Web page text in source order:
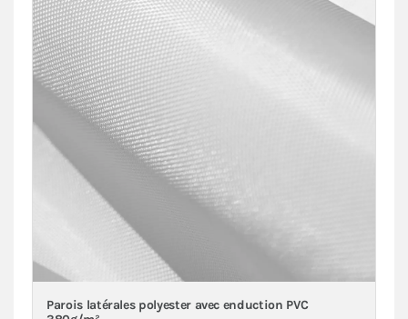
Parois latérales polyester avec enduction PVC